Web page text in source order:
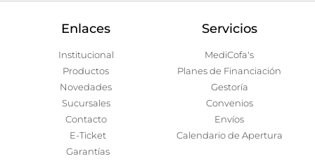
Enlaces
Institucional
Productos
Novedades
Sucursales
Contacto
E-Ticket
Garantías
Servicios
MediCofa's
Planes de Financiación
Gestoría
Convenios
Envíos
Calendario de Apertura